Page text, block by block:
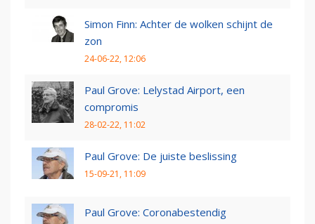
Simon Finn: Achter de wolken schijnt de
zon
24-06-22, 12:06
Paul Grove: Lelystad Airport, een
compromis
28-02-22, 11:02
Paul Grove: De juiste beslissing
15-09-21, 11:09
Paul Grove: Coronabestendig